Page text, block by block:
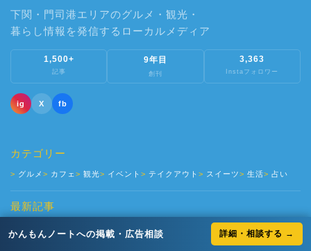
かんもんノートへの掲載・広告相談 詳細・相談する →
下関・門司港エリアのグルメ・観光・
暮らし情報を発信するローカルメディア
1,500+
記事
9年目
創刊
3,363
Instaフォロワー
ig X fb
カテゴリー
グルメ カフェ 観光 イベント テイクアウト スイーツ 生活 占い
最新記事
【門司駅付近】平日だけの特別ランチ「choi-nor...
4/13発見！リピート率９割！キンパが美味すぎると話題の、隠...